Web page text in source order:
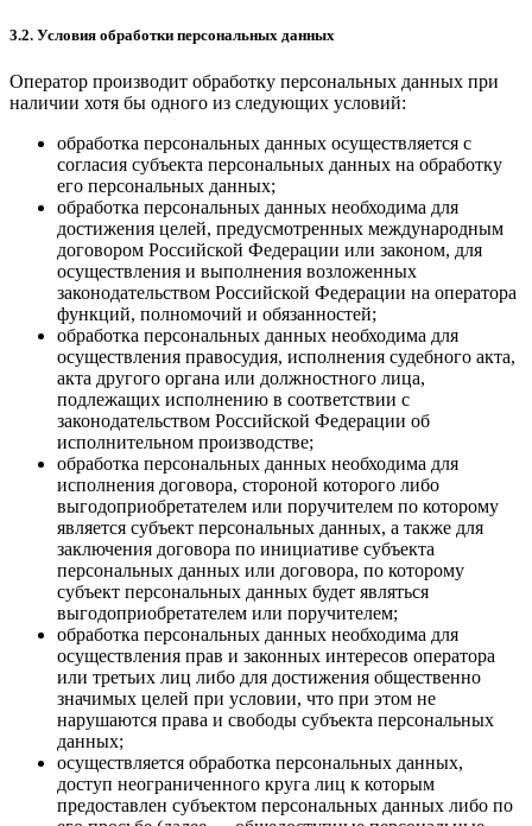
3.2. Условия обработки персональных данных
Оператор производит обработку персональных данных при
наличии хотя бы одного из следующих условий:
обработка персональных данных осуществляется с
согласия субъекта персональных данных на обработку
его персональных данных;
обработка персональных данных необходима для
достижения целей, предусмотренных международным
договором Российской Федерации или законом, для
осуществления и выполнения возложенных
законодательством Российской Федерации на оператора
функций, полномочий и обязанностей;
обработка персональных данных необходима для
осуществления правосудия, исполнения судебного акта,
акта другого органа или должностного лица,
подлежащих исполнению в соответствии с
законодательством Российской Федерации об
исполнительном производстве;
обработка персональных данных необходима для
исполнения договора, стороной которого либо
выгодоприобретателем или поручителем по которому
является субъект персональных данных, а также для
заключения договора по инициативе субъекта
персональных данных или договора, по которому
субъект персональных данных будет являться
выгодоприобретателем или поручителем;
обработка персональных данных необходима для
осуществления прав и законных интересов оператора
или третьих лиц либо для достижения общественно
значимых целей при условии, что при этом не
нарушаются права и свободы субъекта персональных
данных;
осуществляется обработка персональных данных,
доступ неограниченного круга лиц к которым
предоставлен субъектом персональных данных либо по